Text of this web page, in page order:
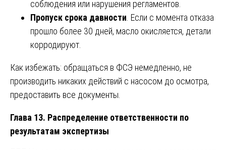
соблюдения или нарушения регламентов.
Пропуск срока давности. Если с момента отказа
прошло более 30 дней, масло окисляется, детали
корродируют.
Как избежать: обращаться в ФСЭ немедленно, не
производить никаких действий с насосом до осмотра,
предоставить все документы.
Глава 13. Распределение ответственности по
результатам экспертизы